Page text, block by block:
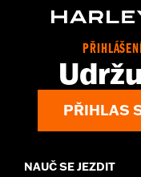
Sold In Units:Pair
1 year
d.com/warranty for full
PŘIHLAS
NAUČ SE JEZDIT